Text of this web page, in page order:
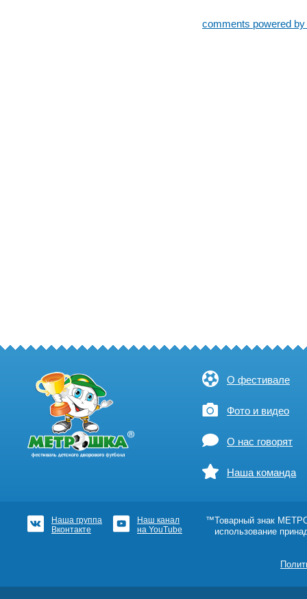
comments powered
О фестивале
Фото и видео
О нас говорят
Наша команда
Наша группа
Вконтакте
Наш канал
на YouTube
™Товарный знак
использование